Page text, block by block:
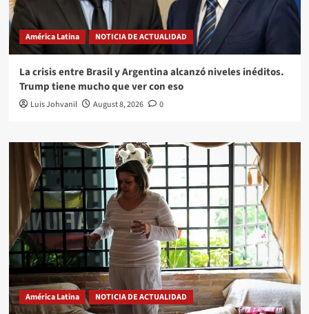
América Latina NOTICIA DE ACTUALIDAD
La crisis entre Brasil y Argentina alcanzó niveles inéditos.
Trump tiene mucho que ver con eso
Luis Johvanil August 8, 2026 0
América Latina NOTICIA DE ACTUALIDAD